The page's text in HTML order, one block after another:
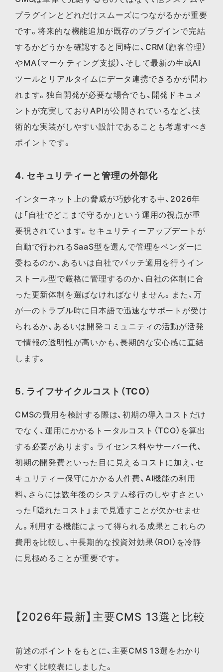
プラグインとどれだけスムーズにつながるかが重要
です。将来的な機能追加が既存のプラグインで完結
するかどうかを確認すると同時に、CRM（顧客管理）
やMA（マーケティング支援）、そして最新の生成AI
ツールとリアルタイムにデータ連携できるかが問わ
れます。独自開発が必要な場合でも、開発ドキュメ
ントが充実しておりAPIが公開されているなど、技
術的な実装がしやすい設計であることも考慮すべき
ポイントです。
4. セキュリティーと管理の外部化
インターネット上の脅威が巧妙化する中、2026年
は「自社でどこまで守るか」という運用の視点が重
要視されています。セキュリティーアップデートが
自動で行われるSaaS型を選んで管理をベンダーに
委ねるのか、あるいは自社でパッチ適用を行うイン
ストール型で厳格に管理するのか、自社の体制に合
った更新体制を選ばなければなりません。また、万
が一のトラブル時に日本語で迅速なサポートが受け
られるか、あるいは開発コミュニティの活動が活発
で情報の透明性が高いかも、長期的な安心感に直結
します。
5. ライフサイクルコスト（TCO）
CMSの費用を検討する際は、初期の導入コストだけ
でなく、運用にかかるトータルコスト（TCO）を算出
する必要があります。ライセンス料やサーバー代、
初期の開発費といった目に見えるコストに加え、セ
キュリティー保守にかかる人件費、AI機能の利用
料、さらには数年後のシステム移行のしやすさとい
った「隠れたコスト」まで見通すことが欠かせませ
ん。利用する機能によって得られる成果とこれらの
費用を比較し、中長期的な投資対効果（ROI）を冷静
に見極めることが重要です。
【2026年最新】主要CMS 13選と比較
前述のポイントをもとに、主要CMS 13選をわかり
やすく比較表にしました。